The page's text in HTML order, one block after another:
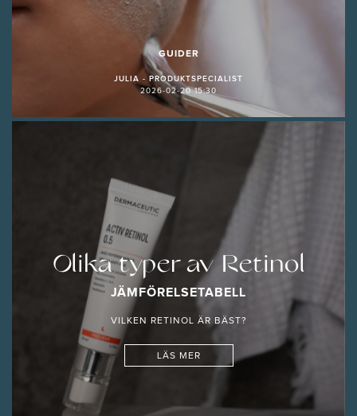
GUIDER
JULIA - PRODUKTSPECIALIST
2026-02-20 15:30
Olika typer av Retinol
JÄMFÖRELSETABELL
VILKEN RETINOL ÄR BÄST?
LÄS MER